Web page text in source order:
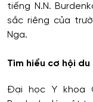
tiếng N.N.
sắc riêng của
Nga.
Tìm hiểu cơ hội
Đại học Y khoa